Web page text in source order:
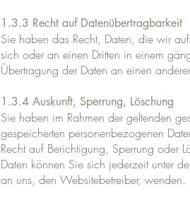
1.3.3 Recht auf Datenübertragbarkeit
Sie haben das Recht, Daten, die wir
sich oder an einen Dritten in einem
Übertragung der Daten an einen
1.3.4 Auskunft, Sperrung, Löschung
Sie haben im Rahmen der geltenden
gespeicherten personenbezogenen
Recht auf Berichtigung, Sperrung oder
Daten können Sie sich jederzeit unter
an uns, den Websitebetreiber, wenden.